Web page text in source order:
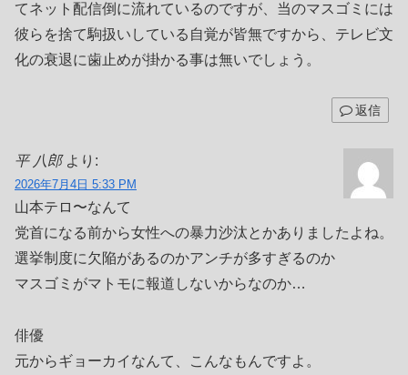
てネット配信倒に流れているのですが、当のマスゴミには
彼らを捨て駒扱いしている自覚が皆無ですから、テレビ文
化の衰退に歯止めが掛かる事は無いでしょう。
返信
平 八郎 より:
2026年7月4日 5:33 PM
山本テロ〜なんて
党首になる前から女性への暴力沙汰とかありましたよね。
選挙制度に欠陥があるのかアンチが多すぎるのか
マスゴミがマトモに報道しないからなのか…
俳優
元からギョーカイなんて、こんなもんですよ。